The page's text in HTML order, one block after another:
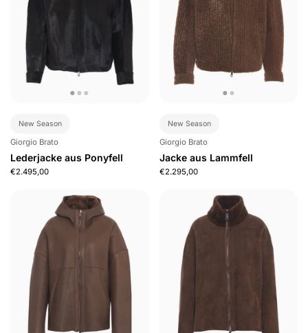
New Season
Giorgio Brato
Lederjacke aus Ponyfell
€2.495,00
New Season
Giorgio Brato
Jacke aus Lammfell
€2.295,00